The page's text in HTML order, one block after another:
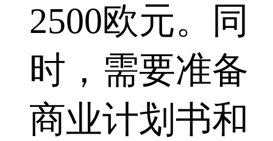
2500欧元。同
时，需要准备
商业计划书和